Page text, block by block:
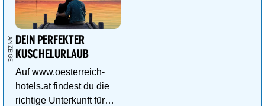
DEIN PERFEKTER
KUSCHELURLAUB
Auf www.oesterreich-
hotels.at findest du die
richtige Unterkunft für